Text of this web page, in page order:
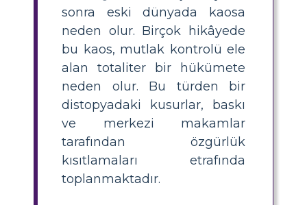
sonra eski dünyada kaosa
neden olur. Birçok hikâyede
bu kaos, mutlak kontrolü ele
alan totaliter bir hükümete
neden olur. Bu türden bir
distopyadaki kusurlar, baskı
ve merkezi makamlar
tarafından özgürlük
kısıtlamaları etrafında
toplanmaktadır.